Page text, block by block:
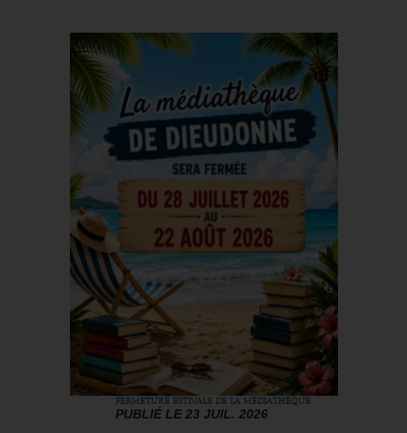
FERMETURE ESTIVALE DE LA MÉDIATHÈQUE
PUBLIÉ LE 23 JUIL. 2026